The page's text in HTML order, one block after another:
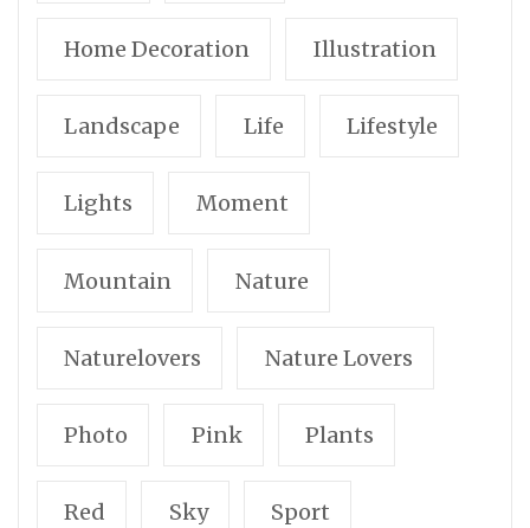
Home Decoration Illustration
Landscape Life Lifestyle
Lights Moment
Mountain Nature
Naturelovers Nature Lovers
Photo Pink Plants
Red Sky Sport